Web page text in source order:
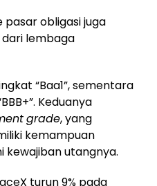
pasar obligasi juga
lembaga
“Baa1”, sementara
Keduanya
grade, yang
kemampuan
kewajiban utangnya.
turun 9% pada